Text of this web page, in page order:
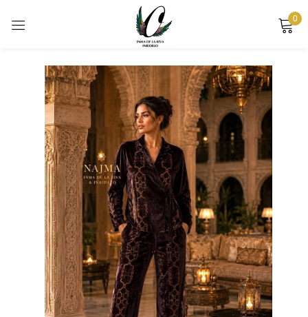
0
Sign in
Remember me Lost password?
LOG IN
CREATE AN ACCOUNT